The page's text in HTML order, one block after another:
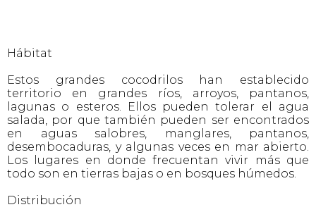
Hábitat
Estos grandes cocodrilos han establecido
territorio en grandes ríos, arroyos, pantanos,
lagunas o esteros. Ellos pueden tolerar el agua
salada, por que también pueden ser encontrados
en aguas salobres, manglares, pantanos,
desembocaduras, y algunas veces en mar abierto.
Los lugares en donde frecuentan vivir más que
todo son en tierras bajas o en bosques húmedos.
Distribución